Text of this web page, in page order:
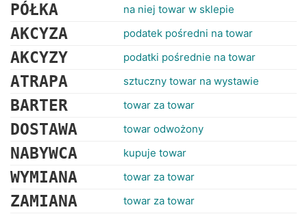
PÓŁKA na niej towar w sklepie
AKCYZA podatek pośredni na towar
AKCYZY podatki pośrednie na towar
ATRAPA sztuczny towar na wystawie
BARTER towar za towar
DOSTAWA towar odwożony
NABYWCA kupuje towar
WYMIANA towar za towar
ZAMIANA towar za towar